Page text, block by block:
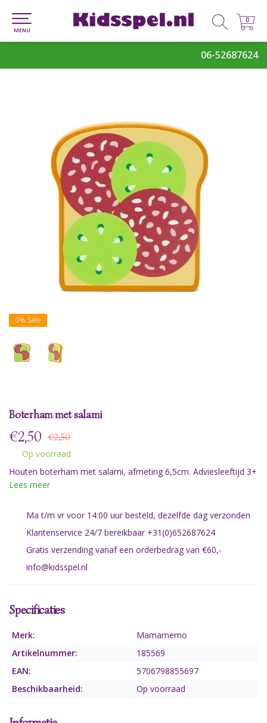
06-52687624
0
0
MENU
0% Sale
Boterham met salami
€2,50 €2,50
Op voorraad
Houten boterham met salami, afmeting 6,5cm. Adviesleeftijd 3+
Lees meer
Ma t/m vr voor 14:00 uur besteld, dezelfde dag verzonden
Klantenservice 24/7 bereikbaar +31(0)652687624
Gratis verzending vanaf een orderbedrag van €60,-
info@kidsspel.nl
Specificaties
Merk:
Mamamemo
Artikelnummer:
185569
EAN:
5706798855697
Beschikbaarheid:
Op voorraad